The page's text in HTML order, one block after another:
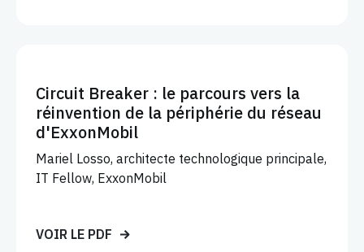
Circuit Breaker : le parcours vers la
réinvention de la périphérie du réseau
d'ExxonMobil
Mariel Losso, architecte technologique principale,
IT Fellow, ExxonMobil
VOIR LE PDF